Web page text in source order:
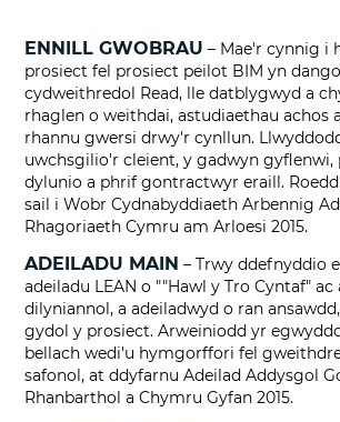
ENNILL GWOBRAU – Mae'r cynnig i
prosiect fel prosiect peilot BIM yn
cydweithredol Read, lle datblygwyd a
rhaglen o weithdai, astudiaethau achos
rhannu gwersi drwy'r cynllun.
uwchsgilio'r cleient, y gadwyn gyflenwi,
dylunio a phrif gontractwyr eraill.
sail i Wobr Cydnabyddiaeth Arbennig
Rhagoriaeth Cymru am Arloesi 2015.
ADEILADU MAIN – Trwy ddefnyddio
adeiladu LEAN o ""Hawl y Tro Cyntaf"
dilyniannol, a adeiladwyd o ran
gydol y prosiect. Arweiniodd yr
bellach wedi'u hymgorffori fel
safonol, at ddyfarnu Adeilad Addysgol
Rhanbarthol a Chymru Gyfan 2015.